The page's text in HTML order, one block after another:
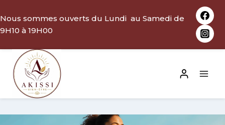
au
contenu
Nous sommes ouverts du Lundi au Samedi de
9H10 à 19H00